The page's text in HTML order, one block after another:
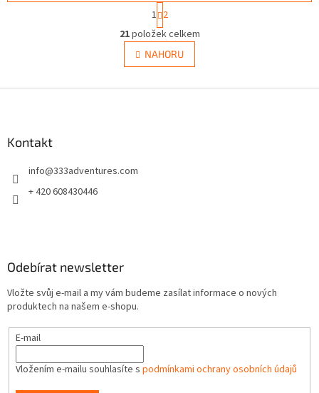
O
v
l
á
S
t
r
á
n
k
v
1 2
21položek celkem
NAHORU
Kontakt
info@333adventures.com
+ 420 608430446
Odebírat newsletter
Vložte svůj e-mail a my vám budeme zasílat informace o nových
produktech na našem e-shopu.
E-mail
Vložením e-mailu souhlasíte s podmínkami ochrany osobních údajů